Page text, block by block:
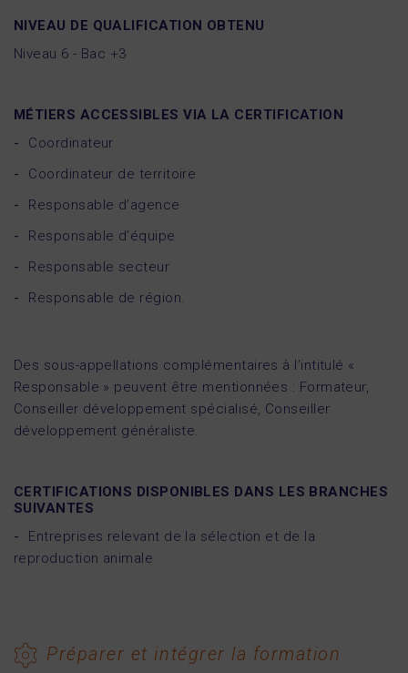
NIVEAU DE QUALIFICATION OBTENU
Niveau 6 - Bac +3
MÉTIERS ACCESSIBLES VIA LA CERTIFICATION
Coordinateur
Coordinateur de territoire
Responsable d’agence
Responsable d’équipe
Responsable secteur
Responsable de région.
Des sous-appellations complémentaires à l’intitulé «
Responsable » peuvent être mentionnées : Formateur,
Conseiller développement spécialisé, Conseiller
développement généraliste.
CERTIFICATIONS DISPONIBLES DANS LES BRANCHES
SUIVANTES
Entreprises relevant de la sélection et de la
reproduction animale
Préparer et intégrer la formation